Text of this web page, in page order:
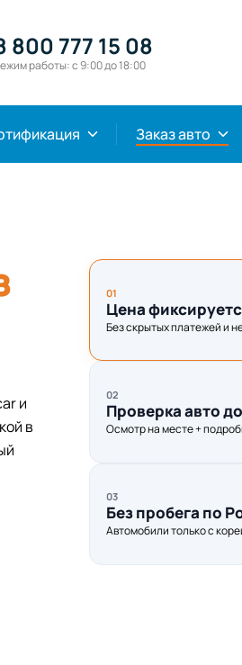
800 777 15 08
работы: с 9:00 до 18:00
Заказ авто
и
в
01
Цена
Без скрытых платежей и
02
Проверка авто
Осмотр на месте +
03
Без пробега по
Автомобили только с